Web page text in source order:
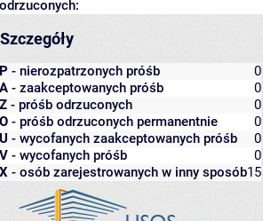
odrzuconych:
Szczegóły
P - nierozpatrzonych próśb
0
A - zaakceptowanych próśb
0
Z - próśb odrzuconych
0
O - próśb odrzuconych permanentnie
0
U - wycofanych zaakceptowanych próśb
0
V - wycofanych próśb
0
X - osób zarejestrowanych w inny sposób15